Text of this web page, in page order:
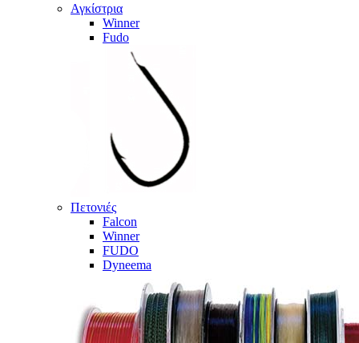
Αγκίστρια
Winner
Fudo
Πετονιές
Falcon
Winner
FUDO
Dyneema